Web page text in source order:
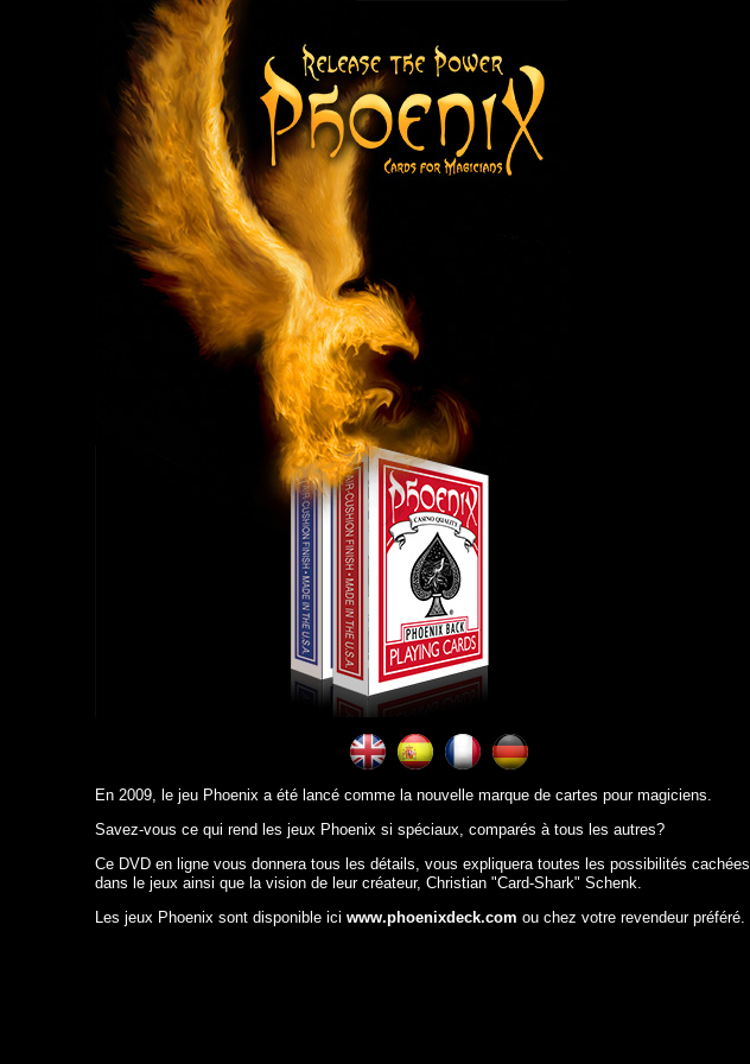
En 2009, le jeu Phoenix a été lancé comme la nouvelle marque de cartes pour magiciens.
Savez-vous ce qui rend les jeux Phoenix si spéciaux, comparés à tous les autres?
Ce DVD en ligne vous donnera tous les détails, vous expliquera toutes les possibilités cachées
dans le jeux ainsi que la vision de leur créateur, Christian "Card-Shark" Schenk.
Les jeux Phoenix sont disponible iciwww.phoenixdeck.com ou chez votre revendeur préféré.